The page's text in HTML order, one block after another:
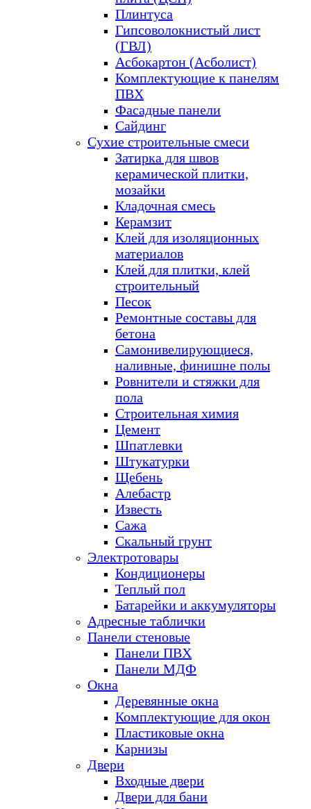
Плинтуса
Гипсоволокнистый лист
(ГВЛ)
Асбокартон (Асболист)
Комплектующие к панелям
ПВХ
Фасадные панели
Сайдинг
Сухие строительные смеси
Затирка для швов
керамической плитки,
мозайки
Кладочная смесь
Керамзит
Клей для изоляционных
материалов
Клей для плитки, клей
строительный
Песок
Ремонтные составы для
бетона
Самонивелирующиеся,
наливные, финишне полы
Ровнители и стяжки для
пола
Строительная химия
Цемент
Шпатлевки
Штукатурки
Щебень
Алебастр
Известь
Сажа
Скальный грунт
Электротовары
Кондиционеры
Теплый пол
Батарейки и аккумуляторы
Адресные таблички
Панели стеновые
Панели ПВХ
Панели МДФ
Окна
Деревянные окна
Комплектующие для окон
Пластиковые окна
Карнизы
Двери
Входные двери
Двери для бани